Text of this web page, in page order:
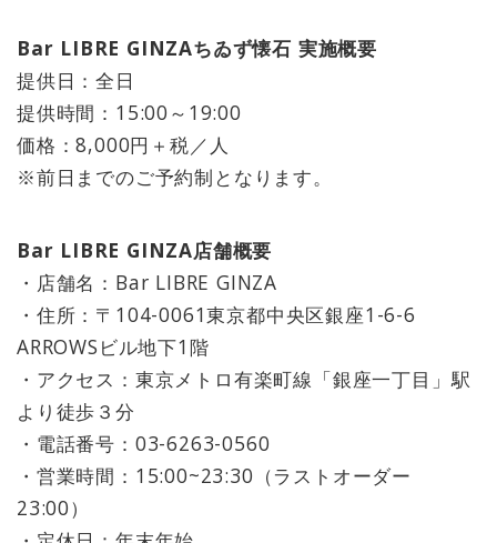
Bar LIBRE GINZAちゐず懐石 実施概要
提供日：全日
提供時間：15:00～19:00
価格：8,000円＋税／人
※前日までのご予約制となります。
Bar LIBRE GINZA店舗概要
・店舗名：Bar LIBRE GINZA
・住所：〒104-0061東京都中央区銀座1-6-6
ARROWSビル地下1階
・アクセス：東京メトロ有楽町線「銀座一丁目」駅
より徒歩３分
・電話番号：03-6263-0560
・営業時間：15:00~23:30（ラストオーダー
23:00）